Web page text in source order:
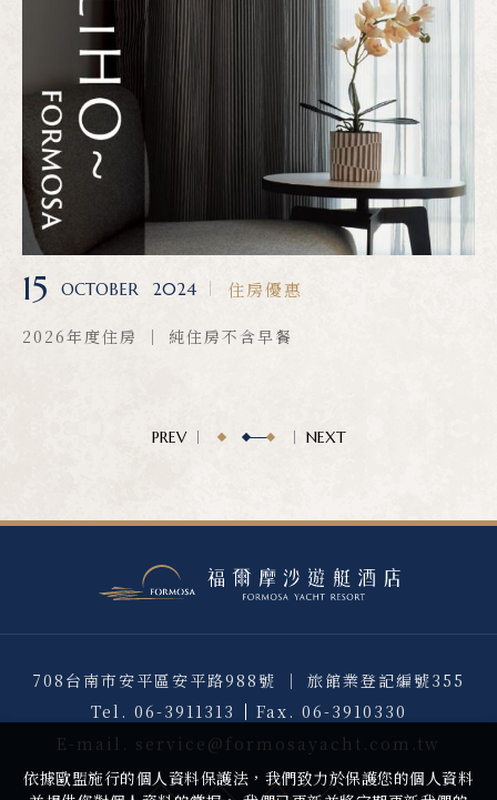
15 OCTOBER 2024 住房優惠
2026年度住房 ｜ 純住房不含早餐
PREV NEXT
708台南市安平區安平路988號 ｜ 旅館業登記編號355
Tel. 06-3911313 Fax. 06-3910330
E-mail.
service@formosayacht.com.tw
依據歐盟施行的個人資料保護法，我們致力於保護您的個人資料